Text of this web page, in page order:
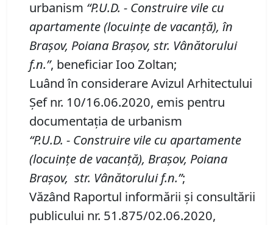
urbanism “P.U.D. - Construire vile cu
apartamente (locuinţe de vacanţă), în
Braşov, Poiana Braşov, str. Vânătorului
f.n.”, beneficiar Ioo Zoltan;
Luând în considerare Avizul Arhitectului
Şef nr. 10/16.06.2020, emis pentru
documentaţia de urbanism
“P.U.D. - Construire vile cu apartamente
(locuinţe de vacanţă), Braşov, Poiana
Braşov, str. Vânătorului f.n.”;
Văzând Raportul informării şi consultării
publicului nr. 51.875/02.06.2020,